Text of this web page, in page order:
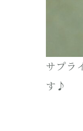
サプラ
す♪